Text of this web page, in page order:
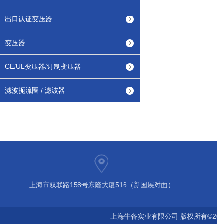
出口认证变压器
变压器
CE/UL变压器/订制变压器
滤波扼流圈 / 滤波器
上海市双联路158号东隆大厦516（新国展对面）
上海牛备实业有限公司 版权所有